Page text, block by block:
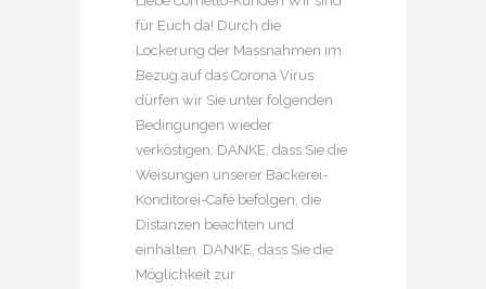
für Euch da! Durch die
Lockerung der Massnahmen im
Bezug auf das Corona Virus
dürfen wir Sie unter folgenden
Bedingungen wieder
verköstigen: DANKE, dass Sie die
Weisungen unserer Bäckerei-
Konditorei-Café befolgen, die
Distanzen beachten und
einhalten. DANKE, dass Sie die
Möglichkeit zur